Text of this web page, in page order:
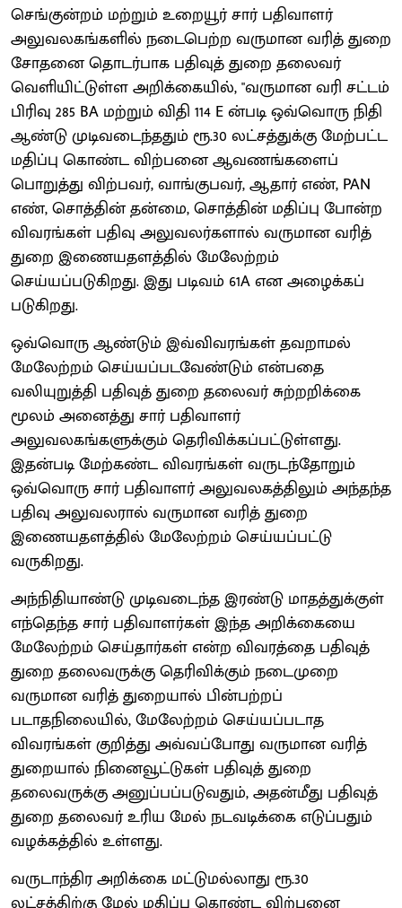
செங்குன்றம் மற்றும் உறையூர் சார் பதிவாளர்
அலுவலகங்களில் நடைபெற்ற வருமான வரித் துறை
சோதனை தொடர்பாக பதிவுத் துறை தலைவர்
வெளியிட்டுள்ள அறிக்கையில், "வருமான வரி சட்டம்
பிரிவு 285 BA மற்றும் விதி 114 E ன்படி ஒவ்வொரு நிதி
ஆண்டு முடிவடைந்ததும் ரூ.30 லட்சத்துக்கு மேற்பட்ட
மதிப்பு கொண்ட விற்பனை ஆவணங்களைப்
பொறுத்து விற்பவர், வாங்குபவர், ஆதார் எண், PAN
எண், சொத்தின் தன்மை, சொத்தின் மதிப்பு போன்ற
விவரங்கள் பதிவு அலுவலர்களால் வருமான வரித்
துறை இணையதளத்தில் மேலேற்றம்
செய்யப்படுகிறது. இது படிவம் 61A என அழைக்கப்
படுகிறது.
ஒவ்வொரு ஆண்டும் இவ்விவரங்கள் தவறாமல்
மேலேற்றம் செய்யப்படவேண்டும் என்பதை
வலியுறுத்தி பதிவுத் துறை தலைவர் சுற்றறிக்கை
மூலம் அனைத்து சார் பதிவாளர்
அலுவலகங்களுக்கும் தெரிவிக்கப்பட்டுள்ளது.
இதன்படி மேற்கண்ட விவரங்கள் வருடந்தோறும்
ஒவ்வொரு சார் பதிவாளர் அலுவலகத்திலும் அந்தந்த
பதிவு அலுவலரால் வருமான வரித் துறை
இணையதளத்தில் மேலேற்றம் செய்யப்பட்டு
வருகிறது.
அந்நிதியாண்டு முடிவடைந்த இரண்டு மாதத்துக்குள்
எந்தெந்த சார் பதிவாளர்கள் இந்த அறிக்கையை
மேலேற்றம் செய்தார்கள் என்ற விவரத்தை பதிவுத்
துறை தலைவருக்கு தெரிவிக்கும் நடைமுறை
வருமான வரித் துறையால் பின்பற்றப்
படாதநிலையில், மேலேற்றம் செய்யப்படாத
விவரங்கள் குறித்து அவ்வப்போது வருமான வரித்
துறையால் நினைவூட்டுகள் பதிவுத் துறை
தலைவருக்கு அனுப்பப்படுவதும், அதன்மீது பதிவுத்
துறை தலைவர் உரிய மேல் நடவடிக்கை எடுப்பதும்
வழக்கத்தில் உள்ளது.
வருடாந்திர அறிக்கை மட்டுமல்லாது ரூ.30